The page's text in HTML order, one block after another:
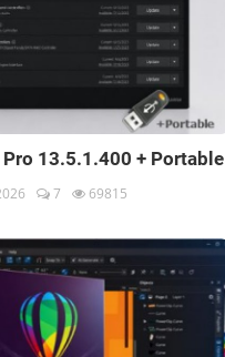
13.5.1.400 + Portable
7 69815